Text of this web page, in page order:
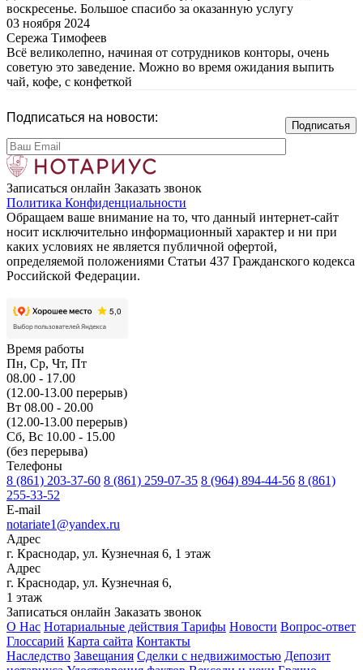
воскресенье. Большое спасибо за оказанную услугу
03 ноября 2024
Сережа Тимофеев
Всё великолепно, начиная от сотрудников конторы, очень
советую это заведение. Можно во время ожидания выпить
чай, кофе, с конфеткой
Подписаться на новости:
Записаться онлайн Заказать звонок
Политика Конфиденциальности
Обращаем ваше внимание на то, что данный интернет-сайт
носит исключительно информационный характер и ни при
каких условиях не является публичной офертой,
определяемой положениями Статьи 437 Гражданского кодекса
Российской Федерации.
Время работы
Пн, Ср, Чт, Пт
08.00 - 17.00
(12.00-13.00 перерыв)
Вт 08.00 - 20.00
(12.00-13.00 перерыв)
Сб, Вс 10.00 - 15.00
(без перерыва)
Телефоны
8 (861) 203-37-60 8 (861) 259-07-35 8 (964) 894-44-56 8 (861)
255-33-52
E-mail
notariate1@yandex.ru
Адрес
г. Краснодар, ул. Кузнечная 6, 1 этаж
Адрес
г. Краснодар, ул. Кузнечная 6,
1 этаж
Записаться онлайн Заказать звонок
О Нас Нотариальные действия Тарифы Новости Вопрос-ответ
Глоссарий Карта сайта Контакты
Наследство Завещания Сделки с недвижимостью Депозит